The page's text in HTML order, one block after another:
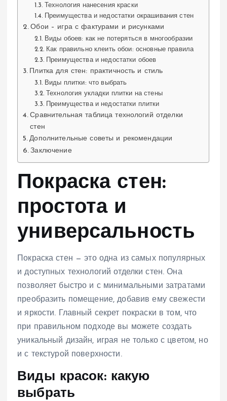
Технология нанесения краски
Преимущества и недостатки окрашивания стен
Обои – игра с фактурами и рисунками
Виды обоев: как не потеряться в многообразии
Как правильно клеить обои: основные правила
Преимущества и недостатки обоев
Плитка для стен: практичность и стиль
Виды плитки: что выбрать
Технология укладки плитки на стены
Преимущества и недостатки плитки
Сравнительная таблица технологий отделки
стен
Дополнительные советы и рекомендации
Заключение
Покраска стен:
простота и
универсальность
Покраска стен — это одна из самых популярных
и доступных технологий отделки стен. Она
позволяет быстро и с минимальными затратами
преобразить помещение, добавив ему свежести
и яркости. Главный секрет покраски в том, что
при правильном подходе вы можете создать
уникальный дизайн, играя не только с цветом, но
и с текстурой поверхности.
Виды красок: какую
выбрать